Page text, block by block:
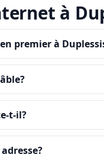
à
premier à
t-il?